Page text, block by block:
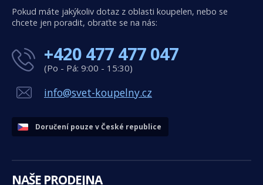
Pokud máte jakýkoliv dotaz z oblasti koupelen, nebo se
chcete jen poradit, obraťte se na nás:
+420 477 477 047
(Po - Pá: 9:00 - 15:30)
info@svet-koupelny.cz
Doručení pouze v České republice
NAŠE PRODEJNA